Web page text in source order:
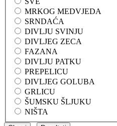
MRKOG MEDVJEDA
SRNDAĆA
DIVLJU SVINJU
DIVLJEG ZECA
FAZANA
DIVLJU PATKU
PREPELICU
DIVLJEG GOLUBA
GRLICU
ŠUMSKU ŠLJUKU
NIŠTA